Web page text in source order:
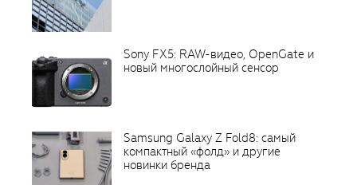
Sony FX5: RAW-видео, OpenGate и
новый многослойный сенсор
Samsung Galaxy Z Fold8: самый
компактный «фолд» и другие
новинки бренда